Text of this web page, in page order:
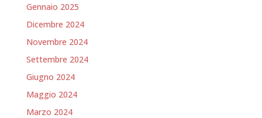
Gennaio 2025
Dicembre 2024
Novembre 2024
Settembre 2024
Giugno 2024
Maggio 2024
Marzo 2024